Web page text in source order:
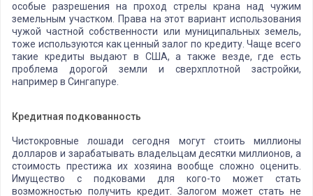
особые разрешения на проход стрелы крана над чужим
земельным участком. Права на этот вариант использования
чужой частной собственности или муниципальных земель,
тоже используются как ценный залог по кредиту. Чаще всего
такие кредиты выдают в США, а также везде, где есть
проблема дорогой земли и сверхплотной застройки,
например в Сингапуре.
Кредитная подкованность
Чистокровные лошади сегодня могут стоить миллионы
долларов и зарабатывать владельцам десятки миллионов, а
стоимость престижа их хозяина вообще сложно оценить.
Имущество с подковами для кого-то может стать
возможностью получить кредит. Залогом может стать не